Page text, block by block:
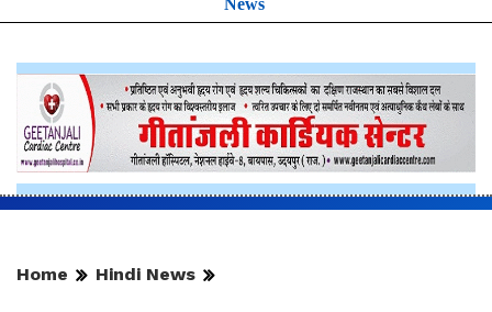
Home Hindi News